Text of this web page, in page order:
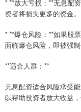
* **放大亏损：**无息配
资者将损失更多的资金。
* **爆仓风险：**如果股
面临爆仓风险，即被强
**适合人群：**
无息配资适合风险承受
以帮助投资者放大收益